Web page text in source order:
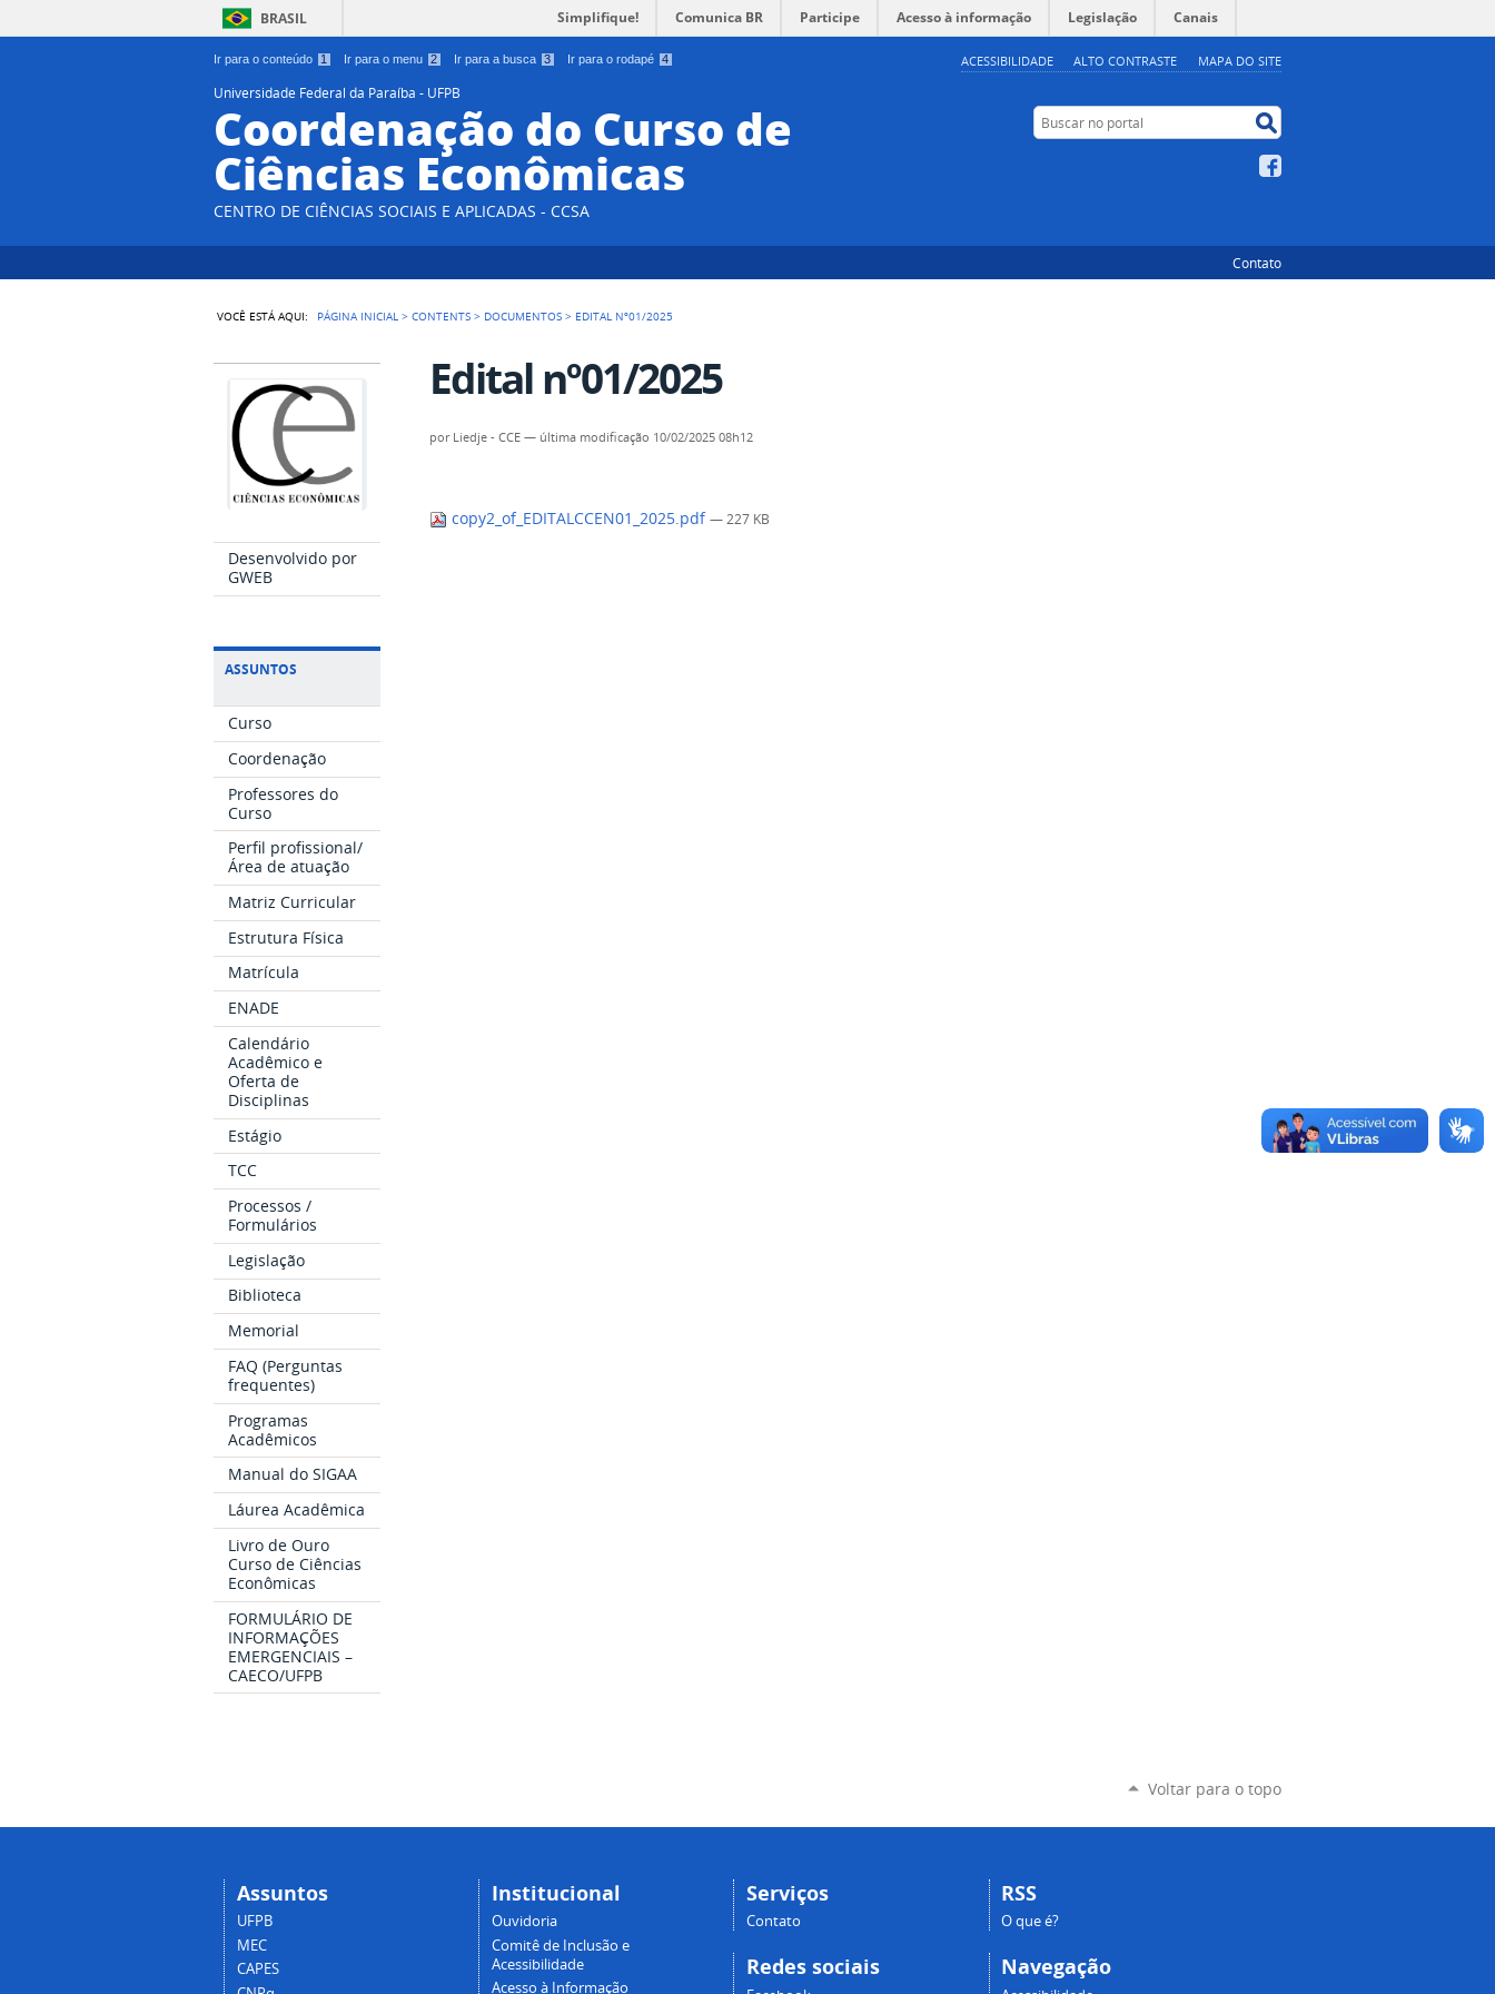
Ir para o conteúdo 1 Ir para o menu 2 Ir para a busca 3 Ir para o rodapé 4 ACESSIBILIDADE ALTO CONTRASTE MAPA DO SITE
BRASIL Simplifique! Comunica BR Participe Acesso à informação Legislação Canais
Universidade Federal da Paraíba - UFPB
Coordenação do Curso de
Ciências Econômicas
CENTRO DE CIÊNCIAS SOCIAIS E APLICADAS - CCSA
Buscar no portal
Contato
VOCÊ ESTÁ AQUI: PÁGINA INICIAL >CONTENTS > DOCUMENTOS > EDITAL Nº01/2025
Desenvolvido por
GWEB
ASSUNTOS
Curso
Coordenação
Professores do
Curso
Perfil profissional/
Área de atuação
Matriz Curricular
Estrutura Física
Matrícula
ENADE
Calendário
Acadêmico e
Oferta de
Disciplinas
Estágio
TCC
Processos /
Formulários
Legislação
Biblioteca
Memorial
FAQ (Perguntas
frequentes)
Programas
Acadêmicos
Manual do SIGAA
Láurea Acadêmica
Livro de Ouro
Curso de Ciências
Econômicas
FORMULÁRIO DE
INFORMAÇÕES
EMERGENCIAIS –
CAECO/UFPB
Edital nº01/2025
por Liedje - CCE — última modificação 10/02/2025 08h12
copy2_of_EDITALCCEN01_2025.pdf— 227 KB
Voltar para o topo
Assuntos
UFPB
MEC
CAPES
Institucional
Ouvidoria
Comitê de Inclusão e
Acessibilidade
Acesso à Informação
Serviços
Contato
Redes sociais
RSS
O que é?
Navegação